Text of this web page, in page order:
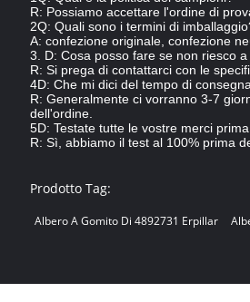
R: Possiamo accettare l'ordine di
2Q: Quali sono i termini di
A: confezione originale, confezione
3. D: Cosa posso fare se non riesco
R: Si prega di contattarci con le
4D: Che mi dici del tempo di
R: Generalmente ci vorranno 3-7
dell'ordine.
5D: Testate tutte le vostre merci
R: Sì, abbiamo il test al 100% prima
Prodotto Tag:
Albero A Gomito Di 4892731 Erpillar